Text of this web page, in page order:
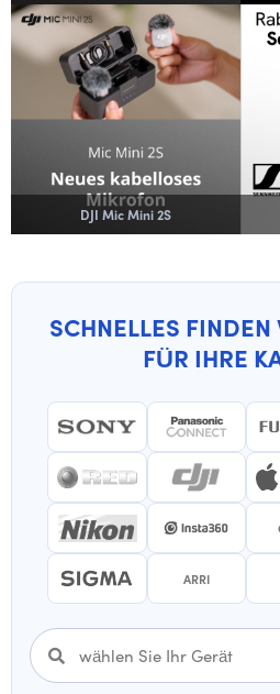
DJI Mic Mini 2S
SCHNELLES
FÜR IHRE
ARRI